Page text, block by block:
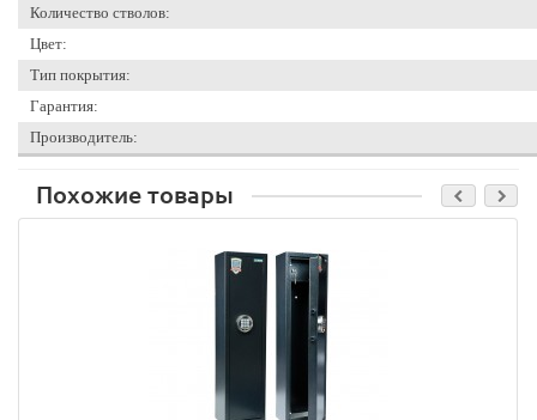
Количество стволов:
Цвет:
Тип покрытия:
Гарантия:
Производитель:
Похожие товары